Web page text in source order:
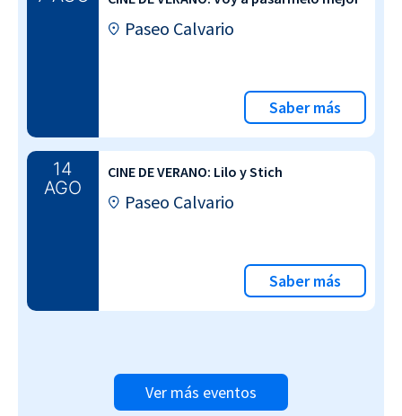
Paseo Calvario
Saber más
14
AGO
CINE DE VERANO: Lilo y Stich
Paseo Calvario
Saber más
Ver más eventos